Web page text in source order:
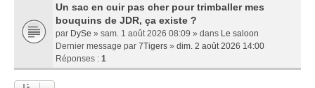
Un sac en cuir pas cher pour trimballer mes
bouquins de JDR, ça existe ?
par DySe » sam. 1 août 2026 08:09 » dans Le saloon
Dernier message par 7Tigers » dim. 2 août 2026 14:00
Réponses : 1